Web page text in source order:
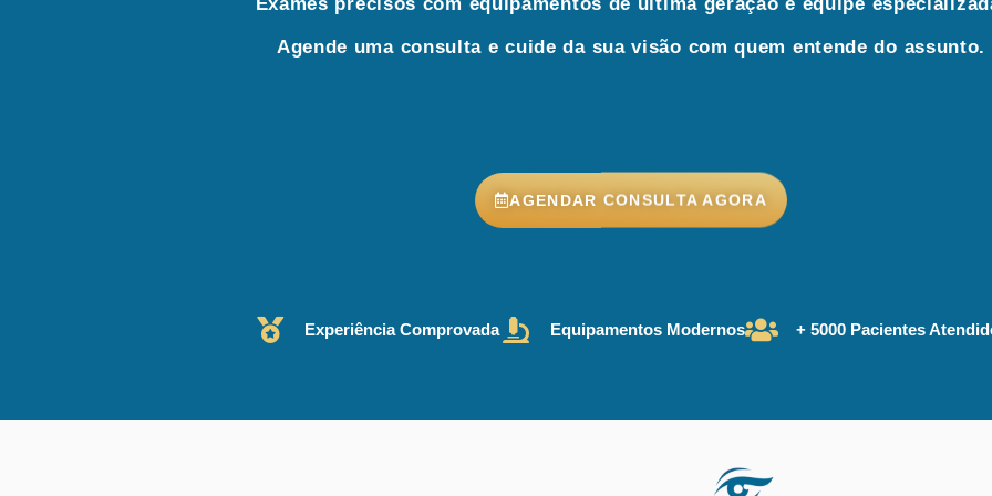
Agende uma consulta e cuide da sua visão com quem entende do assunto.
AGENDAR CONSULTA AGORA
Experiência Comprovada Equipamentos Modernos + 5000 Pacientes